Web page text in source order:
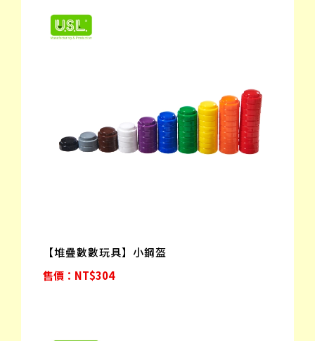
【堆疊數數玩具】小鋼盔
售價：NT$304